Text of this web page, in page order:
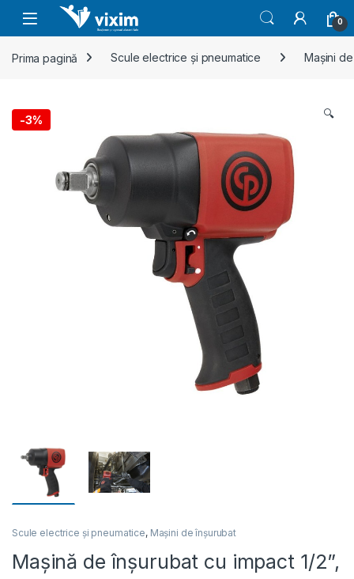
Skip to navigation
Skip to content
0
Prima pagină Scule electrice și pneumatice Mașini
-3% 🔍
Scule electrice și pneumatice, Mașini de înșurubat
Mașină de înșurubat cu impact 1/2”,